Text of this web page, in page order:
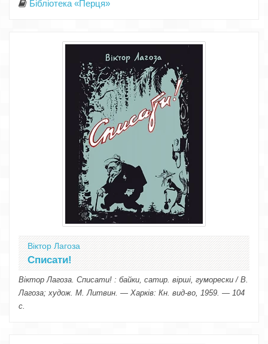
Бібліотека «Перця»
Віктор Лагоза
Списати!
Віктор Лагоза. Списати! : байки, сатир. вірші, гуморески / В.
Лагоза; худож. М. Литвин. — Харків: Кн. вид-во, 1959. — 104
с.